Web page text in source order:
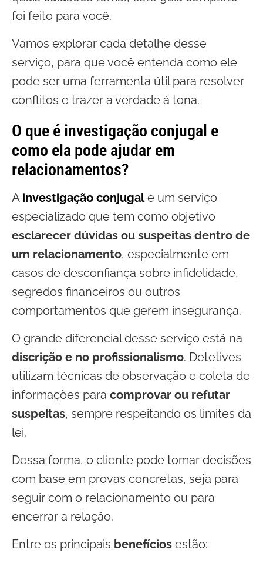
foi feito para você.
Vamos explorar cada detalhe desse
serviço, para que você entenda como ele
pode ser uma ferramenta útil para resolver
conflitos e trazer a verdade à tona.
O que é investigação conjugal e
como ela pode ajudar em
relacionamentos?
A investigação conjugalé um serviço
especializado que tem como objetivo
esclarecer dúvidas ou suspeitas dentro de
um relacionamento, especialmente em
casos de desconfiança sobre infidelidade,
segredos financeiros ou outros
comportamentos que gerem insegurança.
O grande diferencial desse serviço está na
discrição e no profissionalismo. Detetives
utilizam técnicas de observação e coleta de
informações para comprovar ou refutar
suspeitas, sempre respeitando os limites da
lei.
Dessa forma, o cliente pode tomar decisões
com base em provas concretas, seja para
seguir com o relacionamento ou para
encerrar a relação.
Entre os principais benefícios estão: